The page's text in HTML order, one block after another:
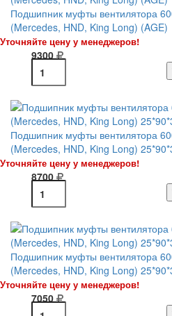
Подшипник муфты вентилятора
(Mercedes, HND, King Long) (AGE)
Уточняйте цену у менеджеров!
9300
Подшипник муфты вентилятора
(Mercedes, HND, King Long)
Уточняйте цену у менеджеров!
8700
Подшипник муфты вентилятора
(Mercedes, HND, King Long)
Уточняйте цену у менеджеров!
7050